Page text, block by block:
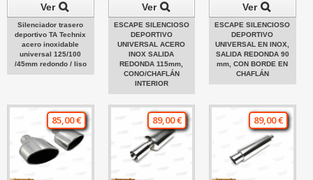
Ver
Silenciador trasero
deportivo TA Technix
acero inoxidable
universal 125/100
/45mm redondo / liso
Ver
ESCAPE SILENCIOSO
DEPORTIVO
UNIVERSAL ACERO
INOX SALIDA
REDONDA 115mm,
CONO/CHAFLÁN
INTERIOR
Ver
ESCAPE SILENCIOSO
DEPORTIVO
UNIVERSAL EN INOX,
SALIDA REDONDA 90
mm, CON BORDE EN
CHAFLÁN
85,00 € 89,00 € 89,00 €